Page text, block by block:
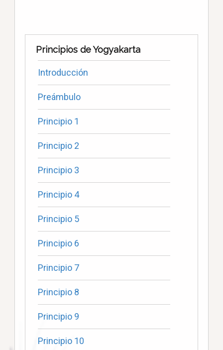
Principios de Yogyakarta
Introducción
Preámbulo
Principio 1
Principio 2
Principio 3
Principio 4
Principio 5
Principio 6
Principio 7
Principio 8
Principio 9
Principio 10